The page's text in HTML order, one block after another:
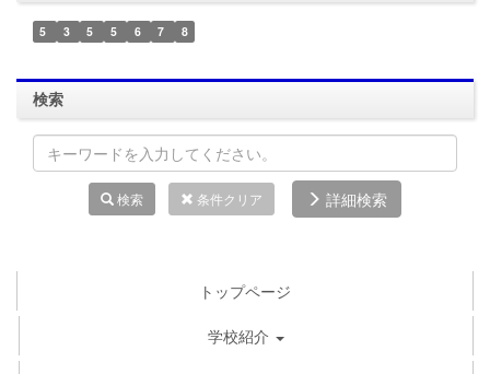
5 3 5 5 6 7 8
検索
検索 条件クリア 詳細検索
トップページ
学校紹介